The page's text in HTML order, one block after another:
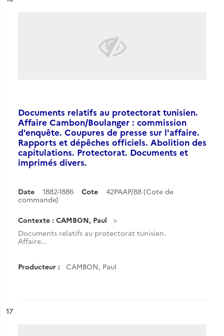
Documents relatifs au protectorat tunisien.
Affaire Cambon/Boulanger : commission
d'enquête. Coupures de presse sur l'affaire.
Rapports et dépêches officiels. Abolition des
capitulations. Protectorat. Documents et
imprimés divers.
Date 1882-1886 Cote
42PAAP/88 (Cote de
commande)
Contexte : CAMBON, Paul
Documents relatifs au protectorat tunisien.
Affaire...
Producteur : CAMBON, Paul
n°
17